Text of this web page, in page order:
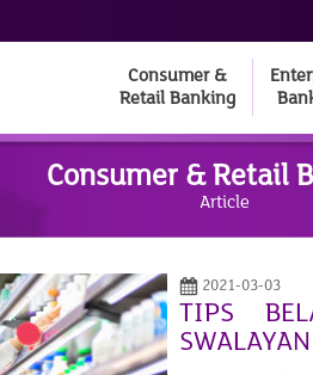
Consumer &
Retail Banking
Consumer & Retail
Article
2021-03-03
TIPS
SWALAYAN